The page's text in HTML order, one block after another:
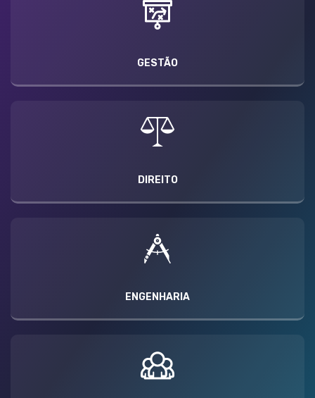
GESTÃO
DIREITO
ENGENHARIA